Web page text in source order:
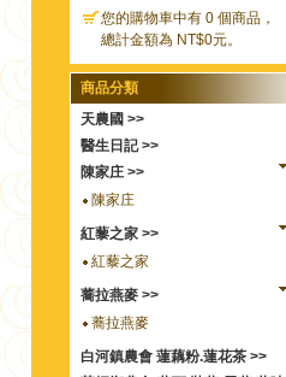
您的購物車中有 0 個商品，
總計金額為 NT$0元。
商品分類
天農國 >>
醫生日記 >>
陳家庄 >>
陳家庄
紅藜之家 >>
紅藜之家
蕎拉燕麥 >>
蕎拉燕麥
白河鎮農會 蓮藕粉.蓮花茶 >>